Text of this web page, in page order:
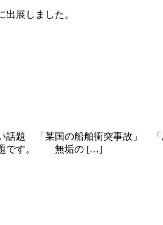
り」に出展しました。
「某国の船舶衝突事故」 「
題です。 無垢の […]